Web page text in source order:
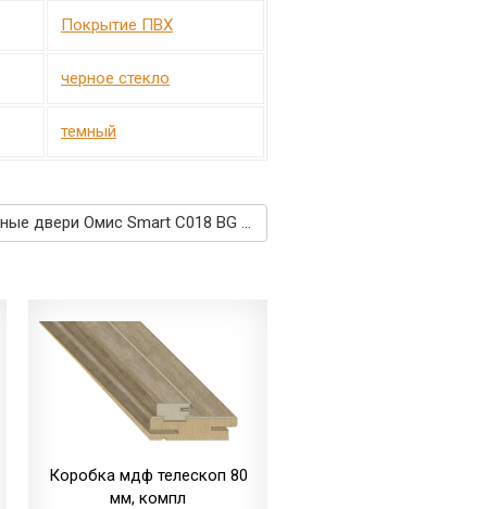
Покрытие ПВХ
черное стекло
темный
Межкомнатные двери Омис Smart C018 BG белый →
Коробка мдф телескоп 80
мм, компл